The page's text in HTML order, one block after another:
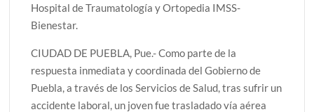
Hospital de Traumatología y Ortopedia IMSS-
Bienestar.
CIUDAD DE PUEBLA, Pue.- Como parte de la
respuesta inmediata y coordinada del Gobierno de
Puebla, a través de los Servicios de Salud, tras sufrir un
accidente laboral, un joven fue trasladado vía aérea